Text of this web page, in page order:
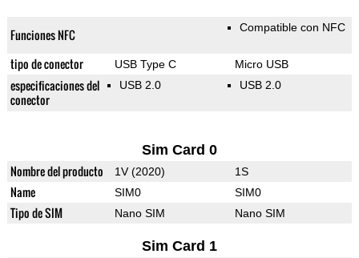
Funciones NFC Compatible con NFC
tipo de conector USB Type C Micro USB
especificaciones del
conector
USB 2.0 USB 2.0
Sim Card 0
Nombre del producto 1V (2020) 1S
Name SIM0 SIM0
Tipo de SIM Nano SIM Nano SIM
Sim Card 1